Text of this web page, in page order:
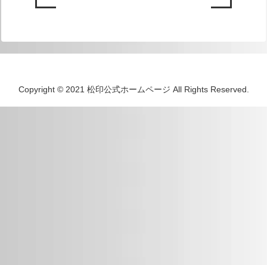
Copyright © 2021 松印公式ホームページ All Rights Reserved.